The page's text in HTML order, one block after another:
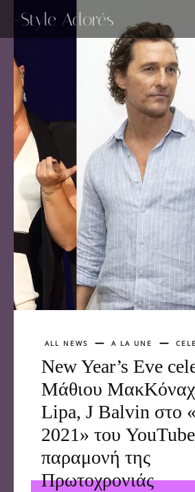
-Style Adorés
ALL NEWS A LA UNE
New Year’s Eve
Μάθιου
Lipa, J Balvin στο
2021» του
παραμονή της
Πρωτοχρονιάς